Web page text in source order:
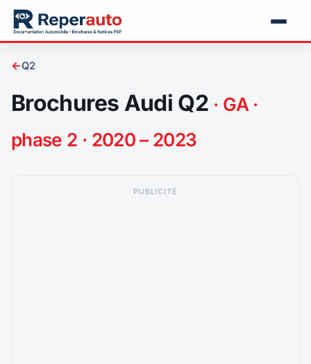
←Q2
Brochures Audi Q2 · GA ·
phase 2 · 2020 – 2023
PUBLICITÉ